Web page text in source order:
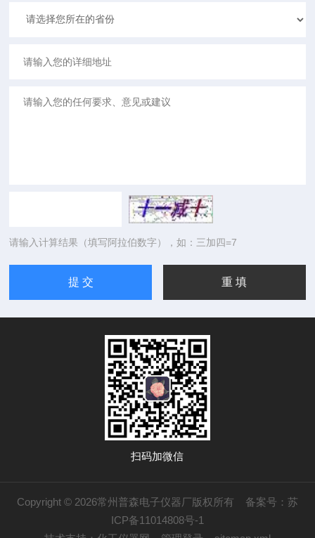
请输入计算结果（填写阿拉伯数字），如：三加四=7
扫码加微信
Copyright © 2026常州普森电子仪器厂版权所有 备案号：苏
ICP备11014808号-1